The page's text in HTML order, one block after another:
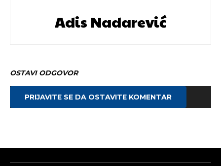
Adis Nadarević
OSTAVI ODGOVOR
PRIJAVITE SE DA OSTAVITE KOMENTAR